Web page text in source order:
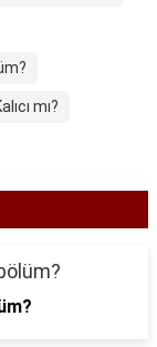
mı?